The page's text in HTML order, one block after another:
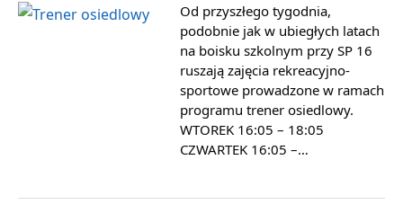
Od przyszłego tygodnia,
podobnie jak w ubiegłych latach
na boisku szkolnym przy SP 16
ruszają zajęcia rekreacyjno-
sportowe prowadzone w ramach
programu trener osiedlowy.
WTOREK 16:05 – 18:05
CZWARTEK 16:05 –…